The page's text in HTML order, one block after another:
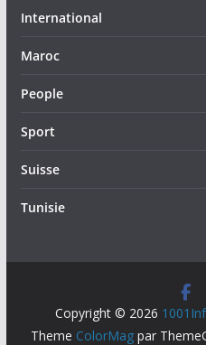
International
Maroc
People
Sport
Suisse
Tunisie
Copyright © 2026
Theme ColorMagpar